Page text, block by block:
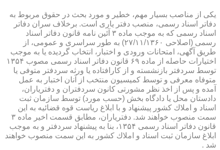
یكی از مناصب بسیار مهم، خطیر و مورد بحث در حقوق مربوط به
دفاتر اسناد رسمی، منصب دفتر یاری است. برخلاف سران دفاتر
اسناد رسمی كه به موجب ماده ۳ آئین نامه قانون دفاتر اسناد
رسمی (اصلاحی ۲۷/۱۱/۱۳۶۰) به طور سراسری و عمومی، از
طریق آگهی، امتحانات ورودی و اختبار، انتخاب گردیده یا به موجب
اختیارات حاصله از ماده ۶۹ قانون دفاتر اسناد رسمی مصوب ۱۳۵۴
توسط سردفتر بازنشسته و از كارافتاده یا ورثه سردفتر متوفی یا
متوفاه معرفی و توسط كمیسیون منتخب از آنان اختبار به عمل
آمده و پس از اخذ نظر مشورتی كانون سردفتران و دفتریاران،
دادستان محل یا دادگاه بخش (حسب مورد) توسط سازمان ثبت
اسناد و املاك كشور پیشنهاد و با ابلاغ ریاست قوه قضائیه به این
سمت منصوب خواهند شد. دفتریاران، مطابق قسمت اخیر ماده ۳
قانون دفاتر اسناد رسمی ۱۳۵۴، بنا به پیشنهاد سردفتر و به موجب
ابلاغ سازمان ثبت اسناد و املاك كشور به این سمت منصوب خواهند
شد .